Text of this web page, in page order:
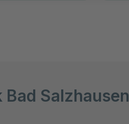
Salzhausen